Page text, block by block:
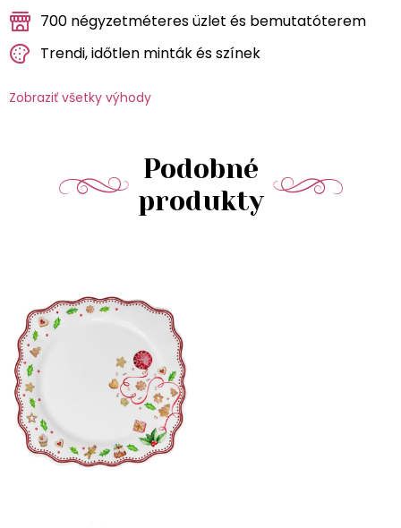
700 négyzetméteres üzlet és bemutatóterem
Trendi, időtlen minták és színek
Zobraziť všetky výhody
Podobné
produkty